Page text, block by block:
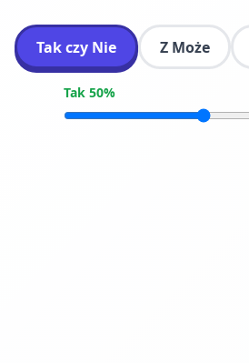
Tak czy Nie Z Może
Tak 50%